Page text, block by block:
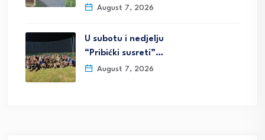
August 7, 2026
U subotu i nedjelju
“Pribićki susreti”…
August 7, 2026